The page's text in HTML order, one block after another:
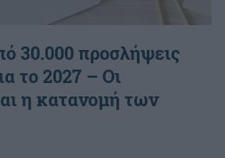
30.000 προσλήψεις
το 2027 – Οι
η κατανομή των